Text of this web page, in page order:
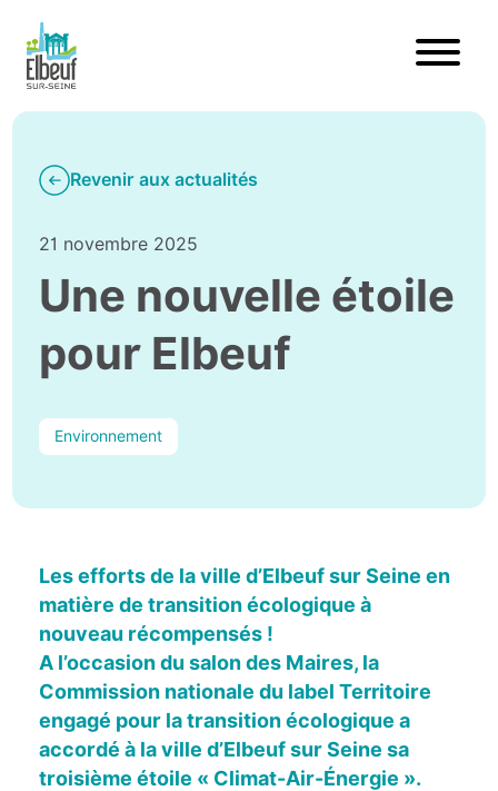
Revenir aux actualités
21 novembre 2025
Une nouvelle étoile
pour Elbeuf
Environnement
Les efforts de la ville d’Elbeuf sur Seine en
matière de transition écologique à
nouveau récompensés !
A l’occasion du salon des Maires, la
Commission nationale du label Territoire
engagé pour la transition écologique a
accordé à la ville d’Elbeuf sur Seine sa
troisième étoile « Climat-Air-Énergie ».